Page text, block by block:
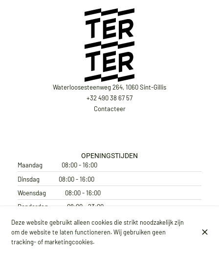
Waterloosesteenweg 264, 1060 Sint-Gillis
+32 490 38 67 57
Contacteer
OPENINGSTIJDEN
Maandag
08:00 - 16:00
Dinsdag
08:00 - 16:00
Woensdag
08:00 - 16:00
Donderdag
08:00 - 23:00
Vrijdag
08:00 - 23:00
Zaterdag
10:00 - 23:00
Deze website gebruikt alleen cookies die strikt noodzakelijk zijn
om de website te laten functioneren. Wij gebruiken geen
tracking- of marketingcookies.